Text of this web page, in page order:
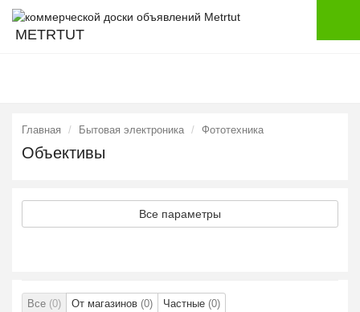
METRTUT
Главная Бытовая электроника Фототехника
Объективы
Все параметры
Все (0) От магазинов (0) Частные (0)